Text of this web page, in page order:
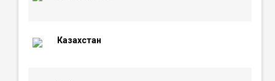
Казахстан